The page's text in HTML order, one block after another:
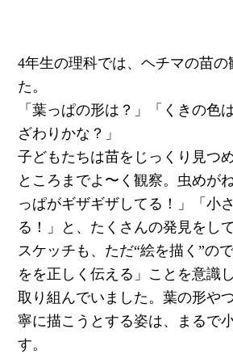
4年生の理科では、ヘチマの苗の
た。
「葉っぱの形は？」「くきの色
ざわりかな？」
子どもたちは苗をじっくり見つ
ところまでよ〜く観察。虫めが
っぱがギザギザしてる！」「小
る！」と、たくさんの発見をし
スケッチも、ただ“絵を描く”の
をを正しく伝える」ことを意識
取り組んでいました。葉の形や
寧に描こうとする姿は、まるで
す。